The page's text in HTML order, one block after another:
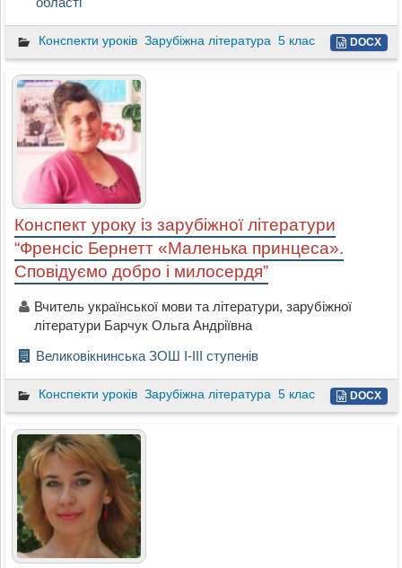
Конспекти уроків Зарубіжна література 5 клас DOCX
Конспект уроку із зарубіжної літератури
“Френсіс Бернетт «Маленька принцеса».
Сповідуємо добро і милосердя”
Вчитель української мови та літератури, зарубіжної
літератури Барчук Ольга Андріївна
Великовікнинська ЗОШ І-ІІІ ступенів
Конспекти уроків Зарубіжна література 5 клас DOCX